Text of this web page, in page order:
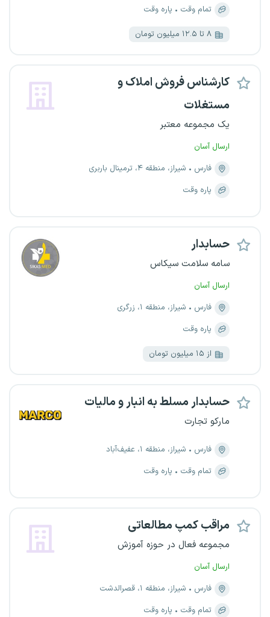
تمام وقت پاره وقت
۸ تا ۱۲.۵ میلیون تومان
کارشناس فروش املاک و
مستغلات
یک مجموعه معتبر
ارسال آسان
فارس
شیراز، منطقه ۴، ترمینال باربری
پاره وقت
حسابدار
سامه سلامت سیکاس
ارسال آسان
فارس
شیراز، منطقه ۱، زرگری
پاره وقت
از ۱۵ میلیون تومان
حسابدار مسلط به انبار و مالیات
مارکو تجارت
فارس
شیراز، منطقه ۱، عفیف‌آباد
تمام وقت
پاره وقت
مراقب کمپ مطالعاتی
مجموعه فعال در حوزه آموزش
ارسال آسان
فارس
شیراز، منطقه ۱، قصرالدشت
تمام وقت
پاره وقت